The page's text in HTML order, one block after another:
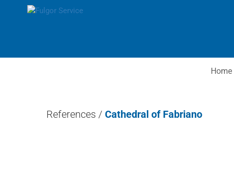
Home
References / Cathedral of Fabriano